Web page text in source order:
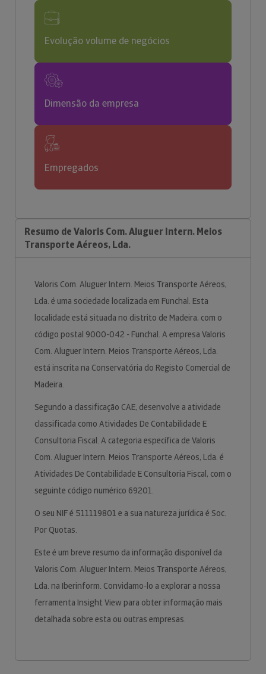
Evolução volume de negócios
Dimensão da empresa
Empregados
Resumo de Valoris Com. Aluguer Intern. Meios
Transporte Aéreos, Lda.
Valoris Com. Aluguer Intern. Meios Transporte Aéreos,
Lda. é uma sociedade localizada em Funchal. Esta
localidade está situada no distrito de Madeira, com o
código postal 9000-042 - Funchal. A empresa Valoris
Com. Aluguer Intern. Meios Transporte Aéreos, Lda.
está inscrita na Conservatória do Registo Comercial de
Madeira.
Segundo a classificação CAE, desenvolve a atividade
classificada como Atividades De Contabilidade E
Consultoria Fiscal. A categoria específica de Valoris
Com. Aluguer Intern. Meios Transporte Aéreos, Lda. é
Atividades De Contabilidade E Consultoria Fiscal, com o
seguinte código numérico 69201.
O seu NIF é 511119801 e a sua natureza jurídica é Soc.
Por Quotas.
Este é um breve resumo da informação disponível da
Valoris Com. Aluguer Intern. Meios Transporte Aéreos,
Lda. na Iberinform. Convidamo-lo a explorar a nossa
ferramenta Insight View para obter informação mais
detalhada sobre esta ou outras empresas.